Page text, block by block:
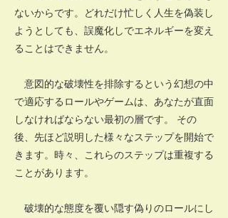
ないからです。どれだけ忙しく人生を偽装し
ようとしても、誤魔化しでエネルギーを変え
ることはできません。
意図的な破壊性を排除するという幻想の中
で適応するロールやゲームは、あなたが直面
しなければならない最初の層です。 その
後、先ほど説明した様々なステップを開始で
きます。時々、これらのステップは重複する
ことがあります。
破壊的な態度を覆い隠す偽りのロールにし